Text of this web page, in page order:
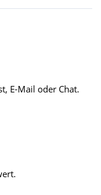
E-Mail oder Chat.